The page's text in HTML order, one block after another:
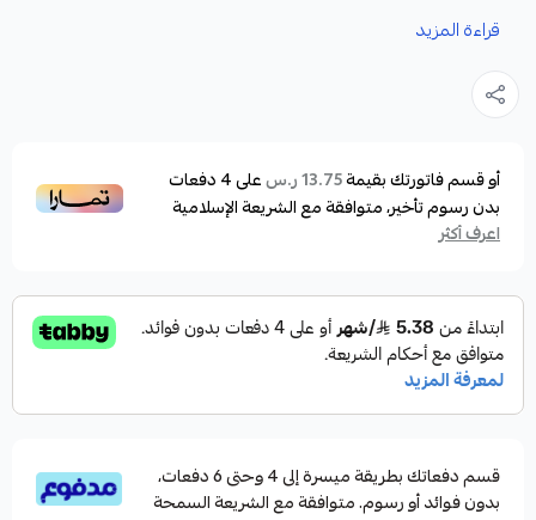
لتصبح الأمثل من جميع الإمكانيات.
وانعكاسات الضوء واللمعان
يستهدف جميع أنواع الأسماك في الكسارات والأسماك
المهاجمة على السطح أو حتى في السحب المجرور لصيد
كالهامور والناجل والطرادي والشعفن والمسطحات المائية
كالباركودا والبياض وأبو شراع والتونة والصيد من السقالات
كذلك.
قراءة المزيد
أو قسم فاتورتك بقيمة13.75 ر.س على4دفعات
بدون رسوم تأخير، متوافقة مع الشريعة الإسلامية
اعرف أكثر
قسم دفعاتك بطريقة ميسرة إلى 4 وحتى 6 دفعات،
بدون فوائد أو رسوم. متوافقة مع الشريعة السمحة